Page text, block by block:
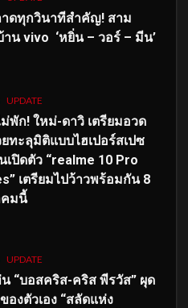
ดทุกวินาทีสำคัญ! สาม
น vivo ‘หยิ่น – วอร์ – มีน’
UPDATE
พัก! ใหม่-ดาวิ เตรียมอวด
ทะลุมิติแบบไฮเปอร์สเปซ
เปิดตัว “realme 10 Pro
เตรียมไปว้าวพร้อมกัน 8
มนี้
UPDATE
“บอสคริส-คริส พีรวัส” ผุด
องตัวเอง “สลัดแห่ง